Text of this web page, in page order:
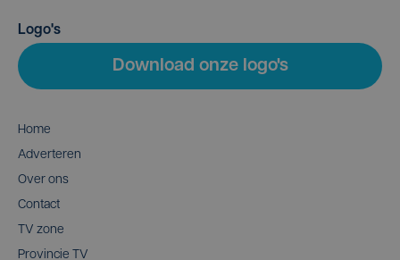
Logo's
Download onze logo's
Home
Adverteren
Over ons
Contact
TV zone
Provincie TV